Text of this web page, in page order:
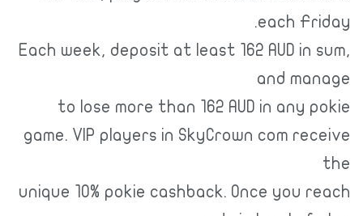
each Friday.
Each week, deposit at least 162 AUD in sum,
and manage
to lose more than 162 AUD in any pokie
game. VIP players in SkyCrown com receive
the
unique 10% pokie cashback. Once you reach